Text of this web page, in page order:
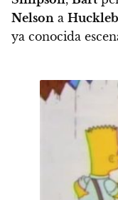
Nelson a
ya conocida